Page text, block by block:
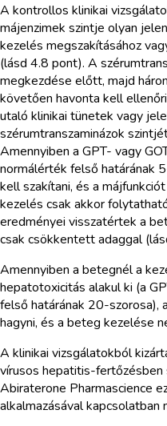
A kontrollos klinikai
májenzimek szintje olyan
kezelés megszakításához
(lásd 4.8 pont). A
megkezdése előtt, majd
követően havonta kell
utaló klinikai tünetek vagy
szérumtranszaminázok
Amennyiben a GPT- vagy
normálérték felső határának
kell szakítani, és a
kezelés csak akkor
eredményei visszatértek a
csak csökkentett adaggal
Amennyiben a betegnél a
hepatotoxicitás alakul ki (a
felső határának 20-szorosa),
hagyni, és a beteg kezelése
A klinikai vizsgálatokból
vírusos hepatitis-
Abiraterone Pharmascience
alkalmazásával kapcsolatban